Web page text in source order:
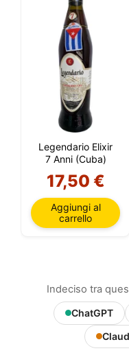
Legendario Elixir
7 Anni (Cuba)
17,50 €
Aggiungi al
carrello
Indeciso tra
ChatGPT